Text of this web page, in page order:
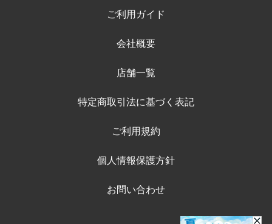
ご利用ガイド
会社概要
店舗一覧
特定商取引法に基づく表記
ご利用規約
個人情報保護方針
お問い合わせ